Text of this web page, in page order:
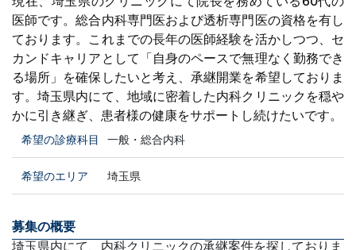
医師です。総合内科専門医および透析専門医の資格を有し
ております。これまでの長年の医師経験を活かしつつ、セ
カンドキャリアとして「自身のペースで無理なく勤務でき
る場所」を確保したいと考え、承継開業を希望しておりま
す。埼玉県内にて、地域に密着した内科クリニックを穏や
かに引き継ぎ、患者様の健康をサポートし続けたいです。
希望の診療科目 一般・総合内科
希望のエリア 埼玉県
募集の概要
埼玉県内にて、内科クリニックの承継案件を探しておりま